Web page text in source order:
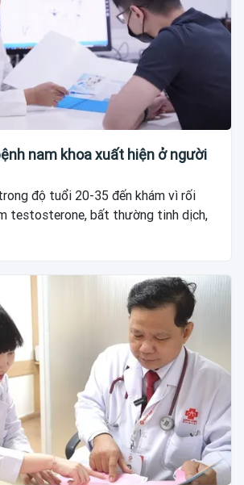
nam khoa xuất hiện ở người
độ tuổi 20-35 đến khám vì rối
testosterone, bất thường tinh dịch,